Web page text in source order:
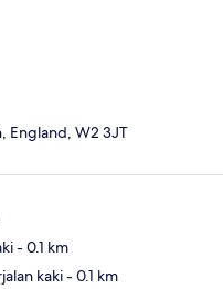
England, W2 3JT
- 0.1 km
kaki- 0.1 km